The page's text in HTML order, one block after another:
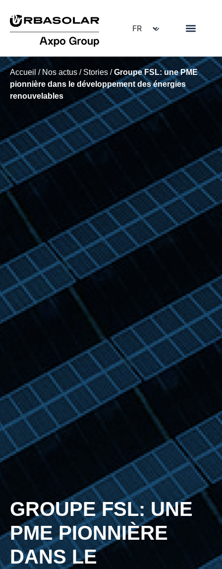
Accueil / Nos actus /Stories /Groupe FSL: une PME
pionnière dans le développement des énergies
renouvelables
GROUPE FSL: UNE
PME PIONNIÈRE
DANS LE